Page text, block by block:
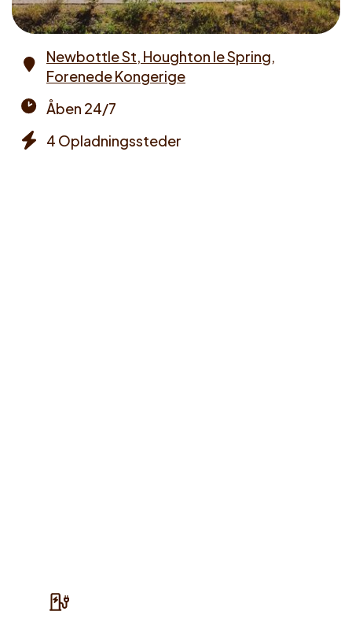
Address
Newbottle St, Houghton le Spring,
Forenede Kongerige
times
Åben 24/7
4 Opladningssteder